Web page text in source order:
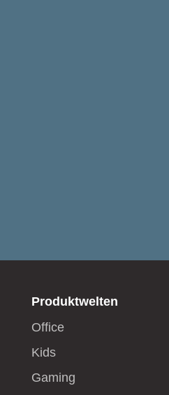
Produktwelten
Office
Kids
Gaming